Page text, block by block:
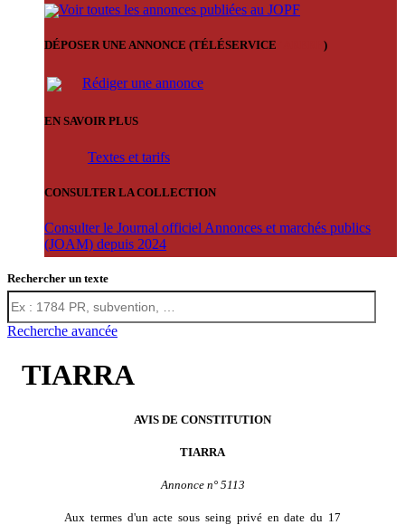
Voir toutes les annonces publiées au JOPF
DÉPOSER UNE ANNONCE (TÉLÉSERVICE )
Rédiger une annonce
EN SAVOIR PLUS
Textes et tarifs
CONSULTER LA COLLECTION
Consulter le Journal officiel Annonces et marchés publics
(JOAM) depuis 2024
Rechercher un texte
Recherche avancée
TIARRA
AVIS DE CONSTITUTION
TIARRA
Annonce n° 5113
Aux termes d'un acte sous seing privé en date du 17